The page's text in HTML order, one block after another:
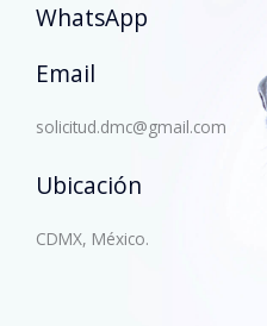
WhatsApp
Email
solicitud.dmc@gmail.com
Ubicación
CDMX, México.